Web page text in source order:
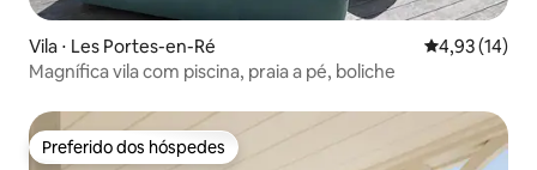
Vila ⋅ Les Portes-en-Ré 4,93 de uma
4,93 (14)
Magnífica vila com piscina, praia a pé, boliche
Preferido dos hóspedes
Preferido dos hóspedes